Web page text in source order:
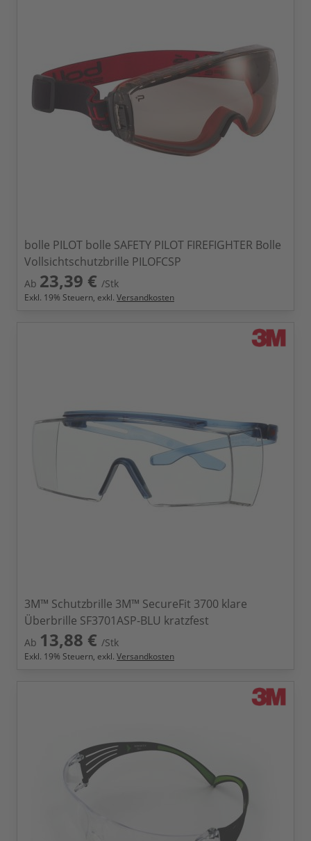
bolle PILOT bolle SAFETY PILOT FIREFIGHTER Bolle
Vollsichtschutzbrille PILOFCSP
Ab 23,39 € /Stk
Exkl. 19% Steuern, exkl. Versandkosten
3M™ Schutzbrille 3M™ SecureFit 3700 klare
Überbrille SF3701ASP-BLU kratzfest
Ab 13,88 € /Stk
Exkl. 19% Steuern, exkl. Versandkosten